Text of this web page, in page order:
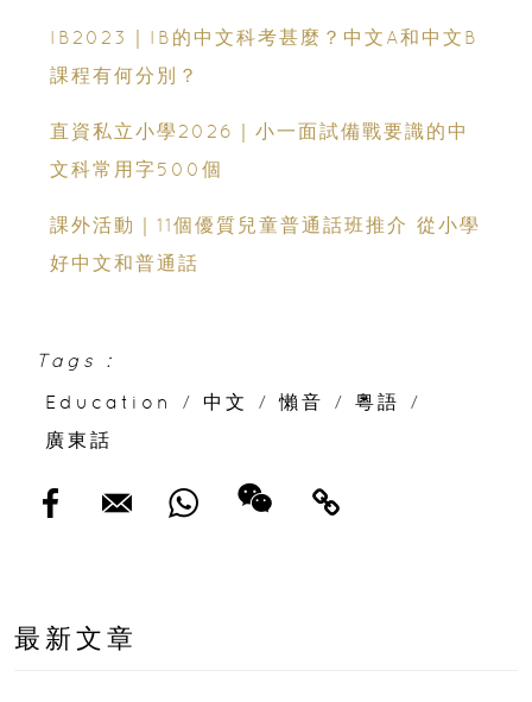
IB2023｜IB的中文科考甚麼？中文A和中文B
課程有何分別？
直資私立小學2026｜小一面試備戰要識的中
文科常用字500個
課外活動｜11個優質兒童普通話班推介 從小學
好中文和普通話
Tags :
Education
/ 中文 / 懶音 / 粵語
/
廣東話
最新文章